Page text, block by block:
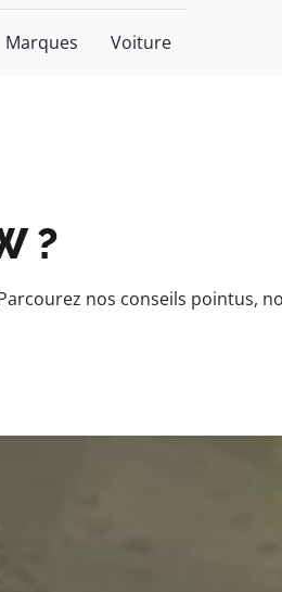
Marques Voiture
?
nos conseils